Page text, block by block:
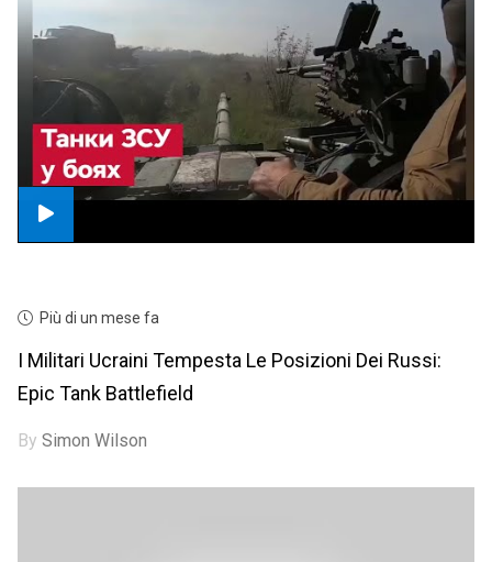
Più di un mese fa
I Militari Ucraini Tempesta Le Posizioni Dei Russi:
Epic Tank Battlefield
BySimon Wilson